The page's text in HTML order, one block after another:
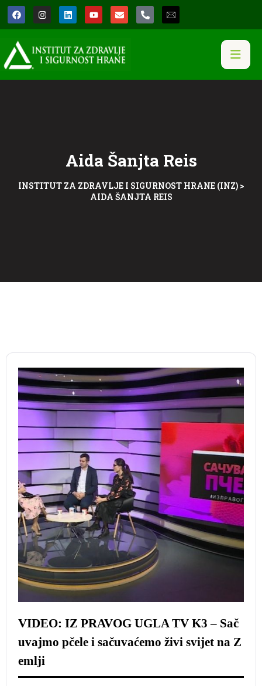
Aida Šanjta Reis
INSTITUT ZA ZDRAVLJE I SIGURNOST HRANE (INZ)>
AIDA ŠANJTA REIS
VIDEO: IZ PRAVOG UGLA TV K3 – Sač
uvajmo pčele i sačuvaćemo živi svijet na Z
emlji